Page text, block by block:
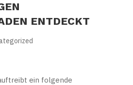
ENTDECKT
ein folgende